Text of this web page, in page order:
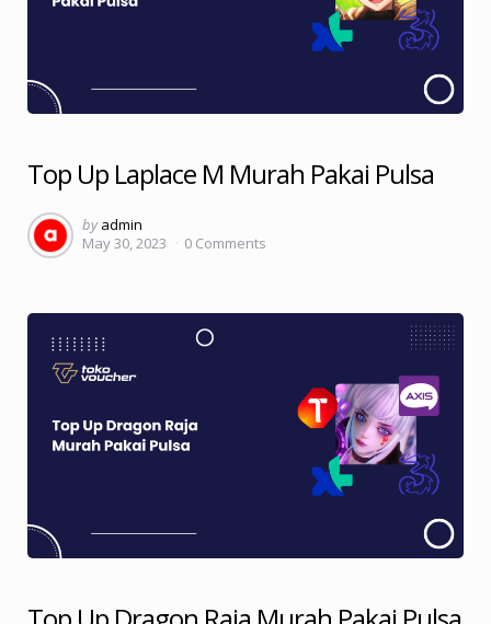
Top Up Laplace M Murah Pakai Pulsa
Posted
by
by admin
May 30, 2023
0 Comments